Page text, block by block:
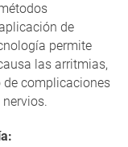
de
permite
las arritmias,
complicaciones